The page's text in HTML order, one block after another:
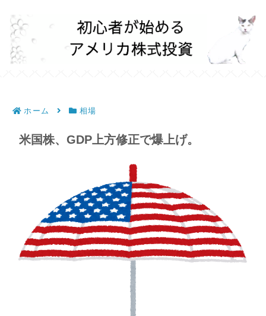
ホーム 相場
米国株、GDP上方修正で爆上げ。